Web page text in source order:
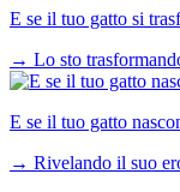
E se il tuo gatto si
→ Lo sto
E se il tuo gatto
→ Rivelando il suo